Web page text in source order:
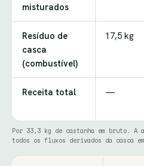
misturados
Resíduo de
casca
(combustível)
17,5 kg
Receita total —
Por 33,3 kg de castanha em bruto. A
todos os fluxos derivados da casca